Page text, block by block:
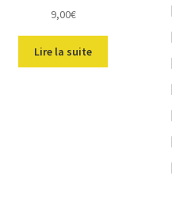
9,00€
Lire la suite